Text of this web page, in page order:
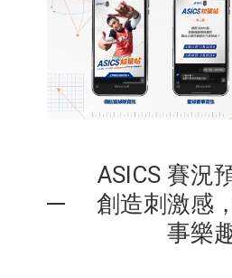
ASICS 賽況
創造刺激感
事樂